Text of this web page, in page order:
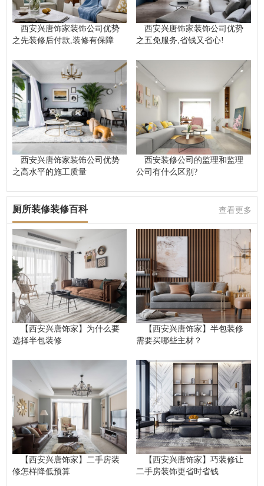
西安兴唐饰家装饰公司优势
之先装修后付款,装修有保障
西安兴唐饰家装饰公司优势
之五免服务,省钱又省心!
西安兴唐饰家装饰公司优势
之高水平的施工质量
西安装修公司的监理和监理
公司有什么区别?
厕所装修装修百科 查看更多
【西安兴唐饰家】为什么要
选择半包装修
【西安兴唐饰家】半包装修
需要买哪些主材？
【西安兴唐饰家】二手房装
修怎样降低预算
【西安兴唐饰家】巧装修让
二手房装饰更省时省钱